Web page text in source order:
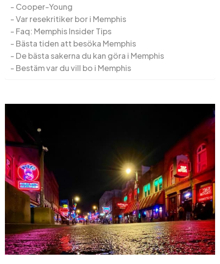
Cooper-Young
Var resekritiker bor i Memphis
Faq: Memphis Insider Tips
Bästa tiden att besöka Memphis
De bästa sakerna du kan göra i Memphis
Bestäm var du vill bo i Memphis